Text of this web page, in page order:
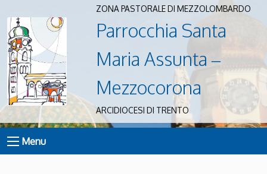
ZONA PASTORALE DI MEZZOLOMBARDO
Parrocchia Santa
Maria Assunta –
Mezzocorona
ARCIDIOCESI DI TRENTO
Menu